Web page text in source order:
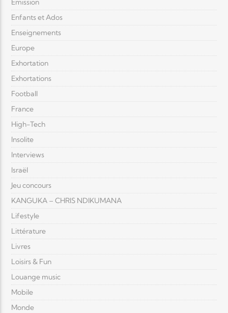
Émission
Enfants et Ados
Enseignements
Europe
Exhortation
Exhortations
Football
France
High-Tech
Insolite
Interviews
Israël
Jeu concours
KANGUKA – CHRIS NDIKUMANA
Lifestyle
Littérature
Livres
Loisirs & Fun
Louange music
Mobile
Monde